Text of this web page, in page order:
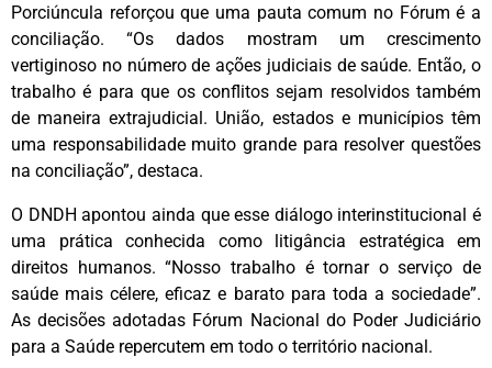
Porciúncula reforçou que uma pauta comum no Fórum é a
conciliação. “Os dados mostram um crescimento
vertiginoso no número de ações judiciais de saúde. Então, o
trabalho é para que os conflitos sejam resolvidos também
de maneira extrajudicial. União, estados e municípios têm
uma responsabilidade muito grande para resolver questões
na conciliação”, destaca.
O DNDH apontou ainda que esse diálogo interinstitucional é
uma prática conhecida como litigância estratégica em
direitos humanos. “Nosso trabalho é tornar o serviço de
saúde mais célere, eficaz e barato para toda a sociedade”.
As decisões adotadas Fórum Nacional do Poder Judiciário
para a Saúde repercutem em todo o território nacional.